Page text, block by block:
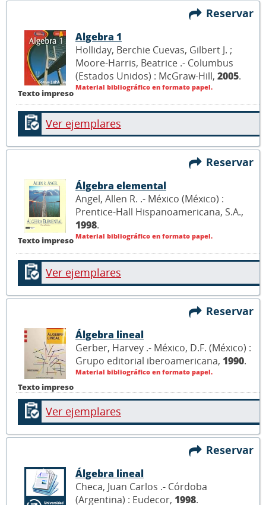
Reservar
Texto impreso
Algebra 1
Holliday, Berchie Cuevas, Gilbert J. ;
Moore-Harris, Beatrice .- Columbus
(Estados Unidos) : McGraw-Hill, 2005.
Material bibliográfico en formato papel.
Ver ejemplares
Reservar
Texto impreso
Álgebra elemental
Angel, Allen R. .- México (México) :
Prentice-Hall Hispanoamericana, S.A.,
1998.
Material bibliográfico en formato papel.
Ver ejemplares
Reservar
Texto impreso
Álgebra lineal
Gerber, Harvey .- México, D.F. (México) :
Grupo editorial iberoamericana, 1990.
Material bibliográfico en formato papel.
Ver ejemplares
Reservar
Álgebra lineal
Checa, Juan Carlos .- Córdoba
(Argentina) : Eudecor, 1998.